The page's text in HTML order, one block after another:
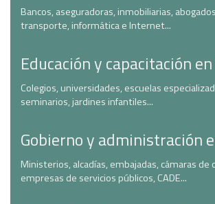
Bancos, aseguradoras, inmobiliarias,
transporte, informática e Internet...
Educación y capacitación
Colegios, universidades, escuelas
seminarios, jardines infantiles...
Gobierno y administración
Ministerios, alcadías, embajadas, cámaras de
empresas de servicios públicos, CADE...